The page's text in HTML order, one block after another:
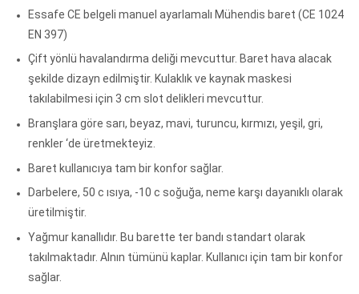
Essafe CE belgeli manuel ayarlamalı Mühendis baret (CE 1024
EN 397)
Çift yönlü havalandırma deliği mevcuttur. Baret hava alacak
şekilde dizayn edilmiştir. Kulaklık ve kaynak maskesi
takılabilmesi için 3 cm slot delikleri mevcuttur.
Branşlara göre sarı, beyaz, mavi, turuncu, kırmızı, yeşil, gri,
renkler ‘de üretmekteyiz.
Baret kullanıcıya tam bir konfor sağlar.
Darbelere, 50 c ısıya, -10 c soğuğa, neme karşı dayanıklı olarak
üretilmiştir.
Yağmur kanallıdır. Bu barette ter bandı standart olarak
takılmaktadır. Alnın tümünü kaplar. Kullanıcı için tam bir konfor
sağlar.